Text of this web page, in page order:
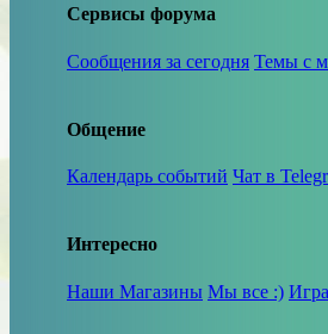
Сервисы форума
Сообщения за сегодня Темы с
Общение
Календарь событий Чат в
Интересно
Наши Магазины Мы все :)